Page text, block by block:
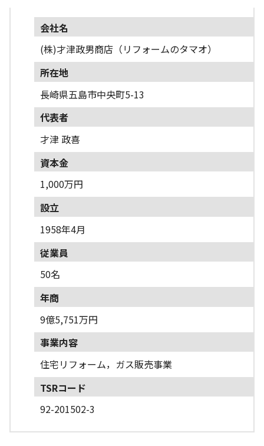
会社名
(株)才津政男商店（リフォームのタマオ）
所在地
長崎県五島市中央町5-13
代表者
才津 政喜
資本金
1,000万円
設立
1958年4月
従業員
50名
年商
9億5,751万円
事業内容
住宅リフォーム，ガス販売事業
TSRコード
92-201502-3